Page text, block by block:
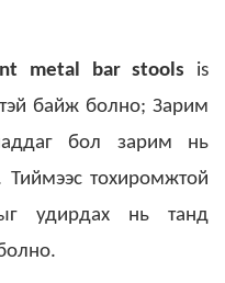
metal bar stools is
байж болно; Зарим
бол зарим нь
Тиймээс тохиромжтой
удирдах нь танд